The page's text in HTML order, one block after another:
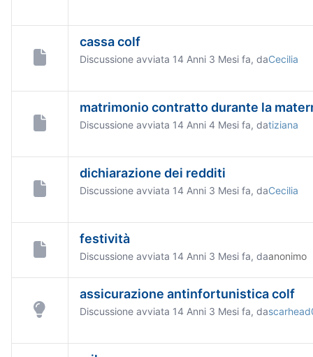
cassa colf
Discussione avviata 14 Anni 3 Mesi fa, daCecilia
matrimonio contratto durante la
Discussione avviata 14 Anni 4 Mesi fa, datiziana
dichiarazione dei redditi
Discussione avviata 14 Anni 3 Mesi fa, daCecilia
festività
Discussione avviata 14 Anni 3 Mesi fa, daanonimo
assicurazione antinfortunistica colf
Discussione avviata 14 Anni 3 Mesi fa, da